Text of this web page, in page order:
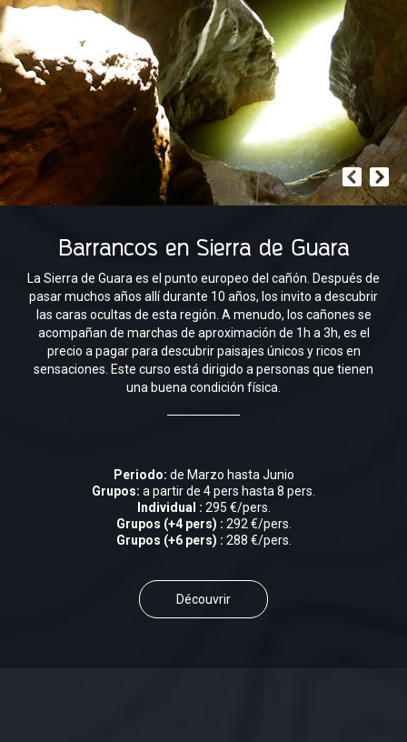
Barrancos en Sierra de Guara
La Sierra de Guara es el punto europeo del cañón. Después de
pasar muchos años allí durante 10 años, los invito a descubrir
las caras ocultas de esta región. A menudo, los cañones se
acompañan de marchas de aproximación de 1h a 3h, es el
precio a pagar para descubrir paisajes únicos y ricos en
sensaciones. Este curso está dirigido a personas que tienen
una buena condición física.
Periodo: de Marzo hasta Junio
Grupos: a partir de 4 pers hasta 8 pers.
Individual : 295 €/pers.
Grupos (+4 pers) : 292 €/pers.
Grupos (+6 pers) : 288 €/pers.
Découvrir